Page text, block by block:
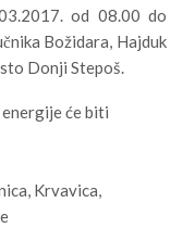
od 08.00 do
Božidara, Hajduk
Donji Stepoš.
će biti
Krvavica,